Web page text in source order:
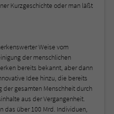
Kurzgeschichte oder man läßt
Weise vom
der menschlichen
bereits bekannt, aber dann
Idee hinzu, die bereits
der gesamten Menschheit durch
aus der Vergangenheit.
das über 100 Mrd. Individuen,